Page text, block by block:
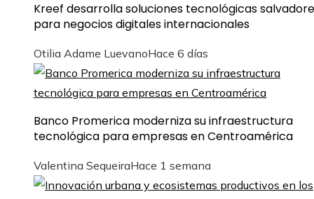
Kreef desarrolla soluciones tecnológicas
para negocios digitales internacionales
Otilia Adame LuevanoHace 6 días
Banco Promerica moderniza su infraestructura
tecnológica para empresas en Centroamérica
Valentina SequeiraHace 1 semana